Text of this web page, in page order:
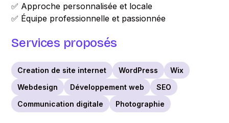
✅ Approche personnalisée et locale
✅ Équipe professionnelle et passionnée
Services proposés
Creation de site internet WordPress
Wix
Webdesign
Développement web
SEO
Communication digitale
Photographie